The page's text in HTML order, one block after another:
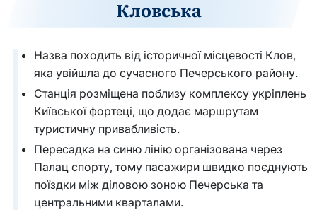
Кловська
Назва походить від історичної місцевості Клов,
яка увійшла до сучасного Печерського району.
Станція розміщена поблизу комплексу укріплень
Київської фортеці, що додає маршрутам
туристичну привабливість.
Пересадка на синю лінію організована через
Палац спорту, тому пасажири швидко поєднують
поїздки між діловою зоною Печерська та
центральними кварталами.